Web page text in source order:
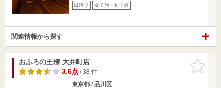
日帰り 女子旅・女子会
関連情報から探す
お気に入
りに追加
おふろの王様 大井町店
3.6点/ 38 件
東京都 / 品川区